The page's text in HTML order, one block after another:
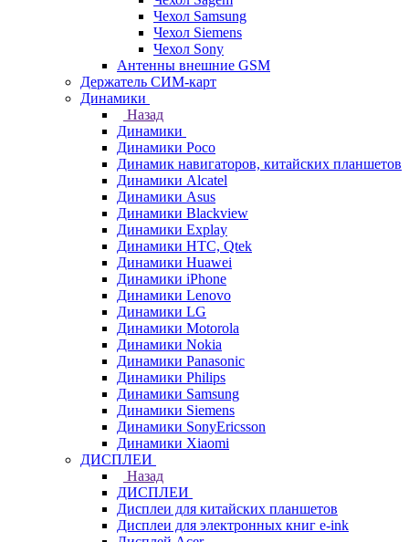
Чехол Samsung
Чехол Siemens
Чехол Sony
Антенны внешние GSM
Держатель СИМ-карт
Динамики
Назад
Динамики
Динамики Poco
Динамик навигаторов, китайских планшетов
Динамики Alcatel
Динамики Asus
Динамики Blackview
Динамики Explay
Динамики HTC, Qtek
Динамики Huawei
Динамики iPhone
Динамики Lenovo
Динамики LG
Динамики Motorola
Динамики Nokia
Динамики Panasonic
Динамики Philips
Динамики Samsung
Динамики Siemens
Динамики SonyEricsson
Динамики Xiaomi
ДИСПЛЕИ
Назад
ДИСПЛЕИ
Дисплеи для китайских планшетов
Дисплеи для электронных книг e-ink